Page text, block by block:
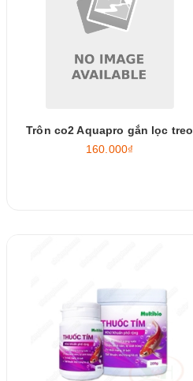
Trôn co2 Aquapro gắn lọc treo
160.000₫